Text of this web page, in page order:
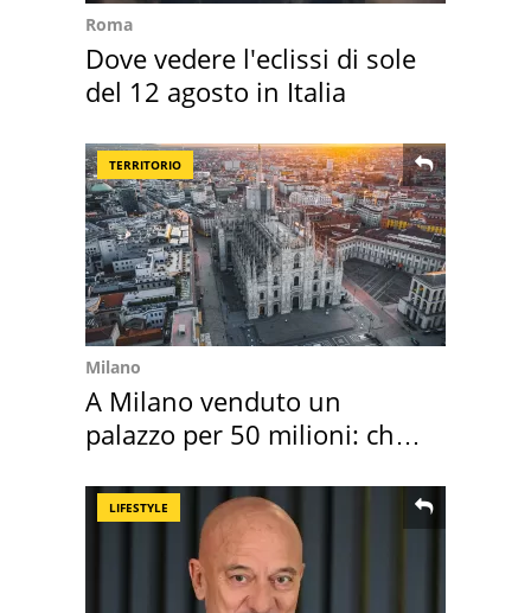
Roma
Dove vedere l'eclissi di sole
del 12 agosto in Italia
TERRITORIO
Milano
A Milano venduto un
palazzo per 50 milioni: chi
LIFESTYLE